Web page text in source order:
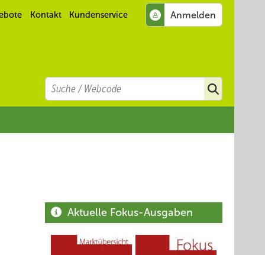
Kontakt Kundenservice
Search
Suchen
Aktuelle Fokus-Ausgaben